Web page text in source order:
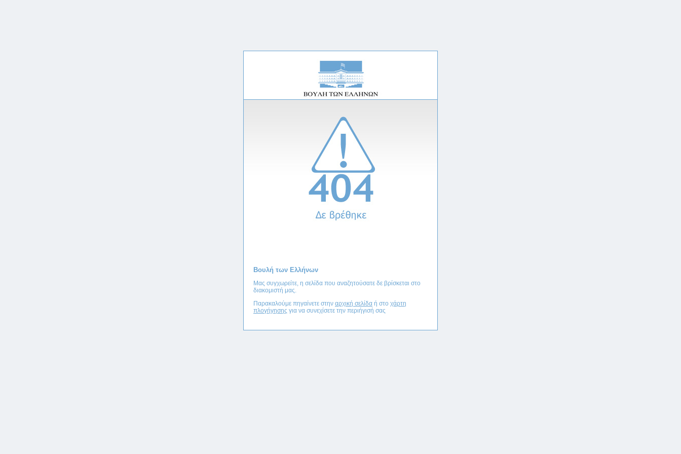
Βουλή των Ελλήνων
Μας συγχωρείτε, η σελίδα που αναζητούσατε δε βρίσκεται στο
διακομιστή μας.
Παρακαλούμε πηγαίνετε στην αρχική σελίδα ή στο χάρτη
πλογήγησης για να συνεχίσετε την περιήγισή σας